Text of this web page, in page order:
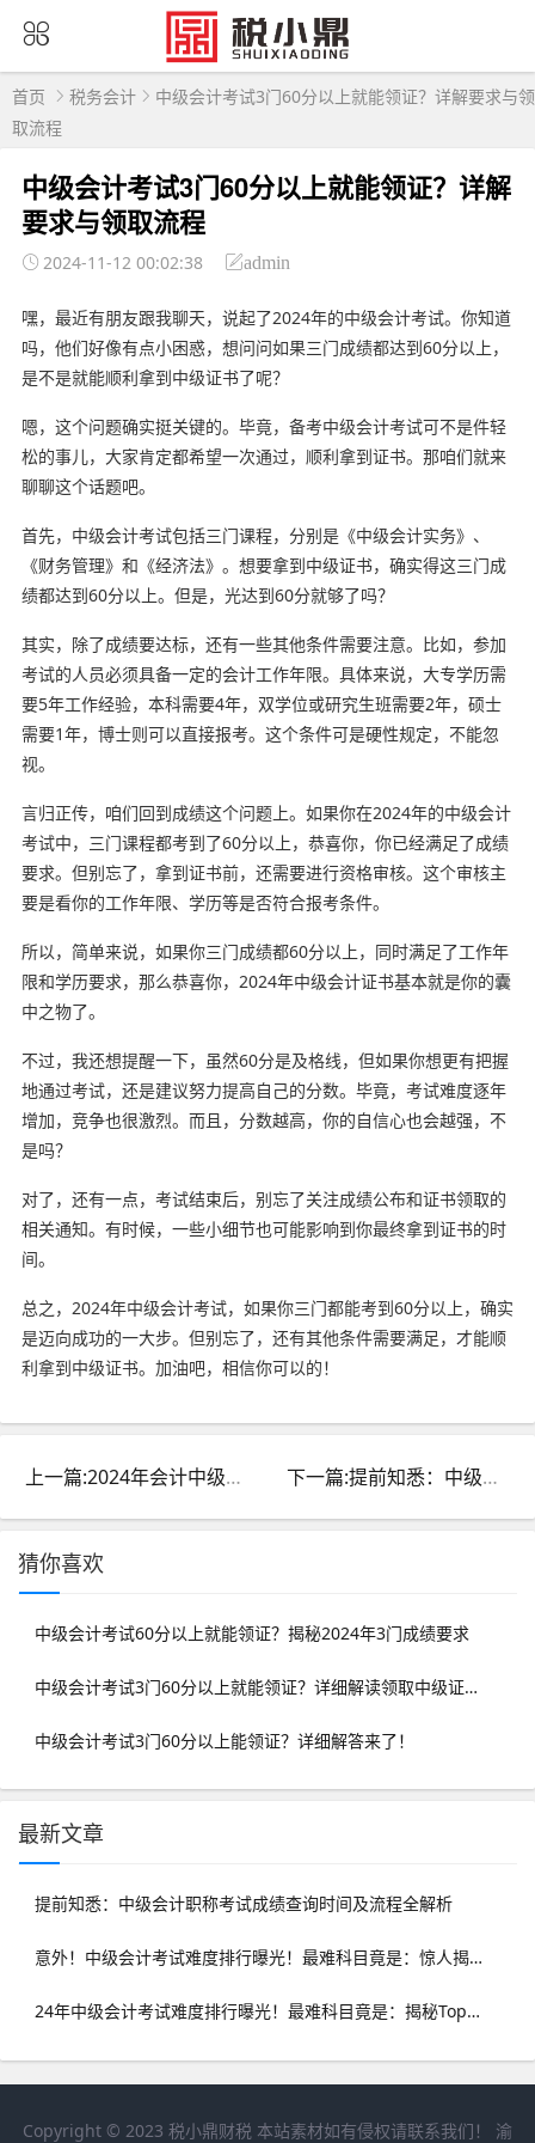
首页 税务会计
中级会计考试3门60分以上就能领证？详解要求与领
取流程
中级会计考试3门60分以上就能领证？详解
要求与领取流程
2024-11-12 00:02:38 admin
嘿，最近有朋友跟我聊天，说起了2024年的中级会计考试。你知道
吗，他们好像有点小困惑，想问问如果三门成绩都达到60分以上，
是不是就能顺利拿到中级证书了呢？
嗯，这个问题确实挺关键的。毕竟，备考中级会计考试可不是件轻
松的事儿，大家肯定都希望一次通过，顺利拿到证书。那咱们就来
聊聊这个话题吧。
首先，中级会计考试包括三门课程，分别是《中级会计实务》、
《财务管理》和《经济法》。想要拿到中级证书，确实得这三门成
绩都达到60分以上。但是，光达到60分就够了吗？
其实，除了成绩要达标，还有一些其他条件需要注意。比如，参加
考试的人员必须具备一定的会计工作年限。具体来说，大专学历需
要5年工作经验，本科需要4年，双学位或研究生班需要2年，硕士
需要1年，博士则可以直接报考。这个条件可是硬性规定，不能忽
视。
言归正传，咱们回到成绩这个问题上。如果你在2024年的中级会计
考试中，三门课程都考到了60分以上，恭喜你，你已经满足了成绩
要求。但别忘了，拿到证书前，还需要进行资格审核。这个审核主
要是看你的工作年限、学历等是否符合报考条件。
所以，简单来说，如果你三门成绩都60分以上，同时满足了工作年
限和学历要求，那么恭喜你，2024年中级会计证书基本就是你的囊
中之物了。
不过，我还想提醒一下，虽然60分是及格线，但如果你想更有把握
地通过考试，还是建议努力提高自己的分数。毕竟，考试难度逐年
增加，竞争也很激烈。而且，分数越高，你的自信心也会越强，不
是吗？
对了，还有一点，考试结束后，别忘了关注成绩公布和证书领取的
相关通知。有时候，一些小细节也可能影响到你最终拿到证书的时
间。
总之，2024年中级会计考试，如果你三门都能考到60分以上，确实
是迈向成功的一大步。但别忘了，还有其他条件需要满足，才能顺
利拿到中级证书。加油吧，相信你可以的！
上一篇:2024年会计中级资格考试开考：全面备考攻略及报名详情 下一篇:提前知悉：中级会计职称考试成绩查询时间及流程全解析
猜你喜欢
中级会计考试60分以上就能领证？揭秘2024年3门成绩要求
中级会计考试3门60分以上就能领证？详细解读领取中级证书条件
中级会计考试3门60分以上能领证？详细解答来了！
最新文章
提前知悉：中级会计职称考试成绩查询时间及流程全解析
意外！中级会计考试难度排行曝光！最难科目竟是：惊人揭秘
24年中级会计考试难度排行曝光！最难科目竟是：揭秘Top1挑战
Copyright © 2023 税小鼎财税 本站素材如有侵权请联系我们！ 渝